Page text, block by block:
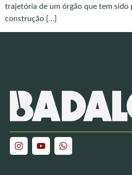
trajetória de um órgão que tem sido
construção […]